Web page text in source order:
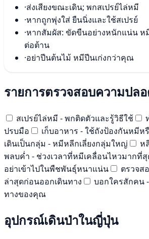
·ส่งเสียงขณะเดิน; พกสเปรย์ไล่หมี
·หากถูกพุ่งใส่ ยืนนิ่งและใช้สเปรย์
·หากสัมผัส: ขัดขืนอย่างหนักแน่น ห
ต่อต้าน
·อย่าปีนต้นไม้ หมีปีนเก่งกว่าคุณ
รายการตรวจสอบความปล
สเปรย์ไล่หมี - พกติดตัวและรู้วิธีใช้
ปรบมือ
เก็บอาหาร - ใช้ถังป้องกันหมี
เดินเป็นกลุ่ม - หมีหลีกเลี่ยงกลุ่มใหญ่
ห
พลบค่ำ - ช่วงเวลาที่หมีเคลื่อนไหวมากที่
อย่าเข้าไปในพืชพันธุ์หนาแน่น
ตรวจส
ล่าสุดก่อนออกเดินทาง
บอกใครสักคน
ทางของคุณ
อุปกรณ์เดินป่าในญี่ปุ่น